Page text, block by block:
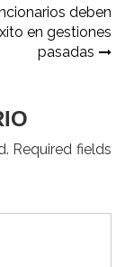
deben
en gestiones
pasadas
Required fields